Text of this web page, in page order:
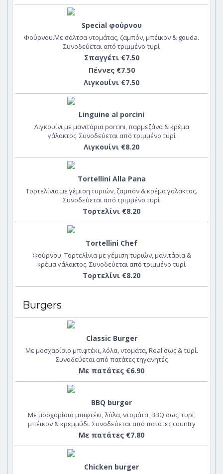
Special φούρνου
Φούρνου.Με σάλτσα ντομάτας, ζαμπόν, μπέικον & gouda.
Συνοδεύεται από τριμμένο τυρί
Σπαγγέτι €7.50
Πέννες €7.50
Λιγκουίνι €7.50
Linguine al porcini
Λιγκουίνι με μανιτάρια porcini, παρμεζάνα & κρέμα
γάλακτος. Συνοδεύεται από τριμμένο τυρί
Λιγκουίνι €8.20
Tortellini Alla Pana
Τορτελίνια με γέμιση τυριών, ζαμπόν & κρέμα γάλακτος.
Συνοδεύεται από τριμμένο τυρί
Τορτελίνι €8.20
Tortellini Chef
Φούρνου. Τορτελίνια με γέμιση τυριών, μανιτάρια &
κρέμα γάλακτος. Συνοδεύεται από τριμμένο τυρί
Τορτελίνι €8.20
Burgers
Classic Burger
Με μοσχαρίσιο μπιφτέκι, λόλα, ντομάτα, Real σως & τυρί.
Συνοδεύεται από πατάτες τηγανητές
Με πατάτες €6.90
BBQ burger
Με μοσχαρίσιο μπιφτέκι, λόλα, ντομάτα, BBQ σως, τυρί,
μπέικον & κρεμμύδι. Συνοδεύεται από πατάτες country
wedges
Με πατάτες €7.80
Chicken burger